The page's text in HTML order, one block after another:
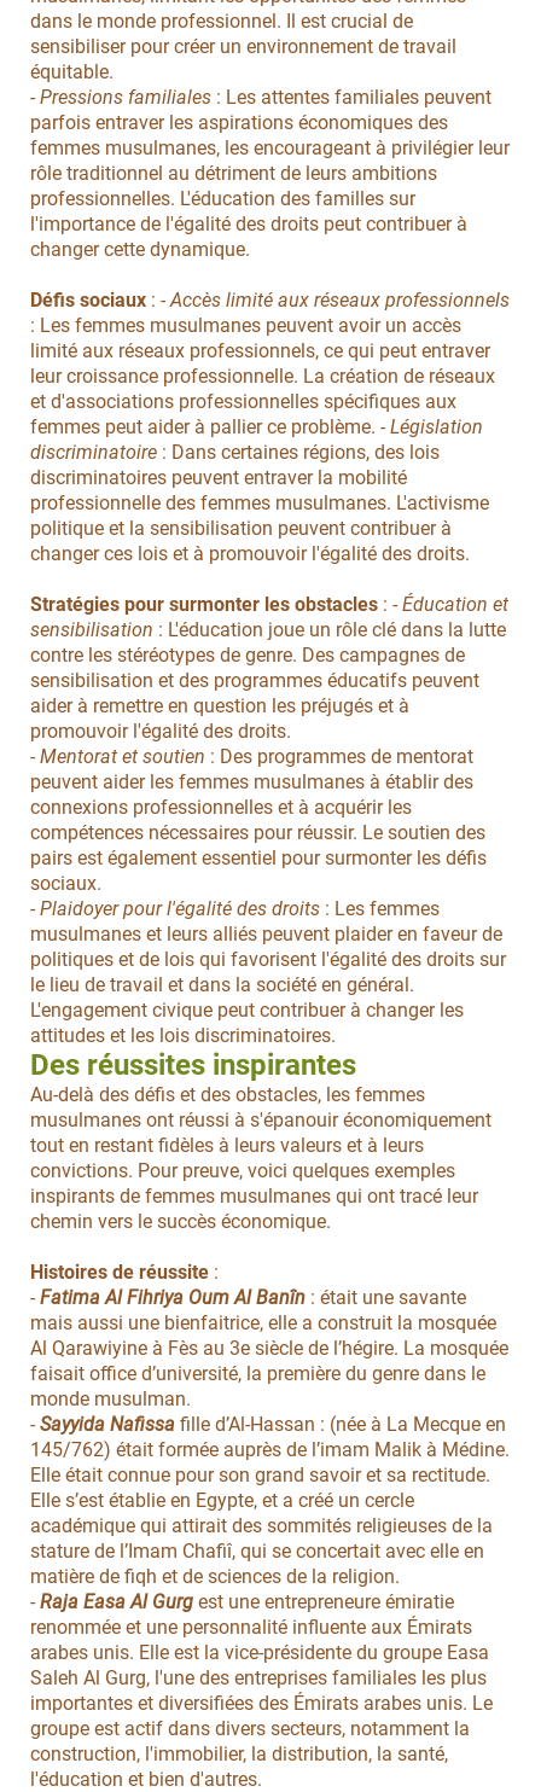
dans le monde professionnel. Il est crucial de
sensibiliser pour créer un environnement de travail
équitable.
-Pressions familiales : Les attentes familiales peuvent
parfois entraver les aspirations économiques des
femmes musulmanes, les encourageant à privilégier leur
rôle traditionnel au détriment de leurs ambitions
professionnelles. L'éducation des familles sur
l'importance de l'égalité des droits peut contribuer à
changer cette dynamique.
Défis sociaux : -Accès limité aux réseaux professionnels
: Les femmes musulmanes peuvent avoir un accès
limité aux réseaux professionnels, ce qui peut entraver
leur croissance professionnelle. La création de réseaux
et d'associations professionnelles spécifiques aux
femmes peut aider à pallier ce problème. -Législation
discriminatoire : Dans certaines régions, des lois
discriminatoires peuvent entraver la mobilité
professionnelle des femmes musulmanes. L'activisme
politique et la sensibilisation peuvent contribuer à
changer ces lois et à promouvoir l'égalité des droits.
Stratégies pour surmonter les obstacles : -Éducation et
sensibilisation : L'éducation joue un rôle clé dans la lutte
contre les stéréotypes de genre. Des campagnes de
sensibilisation et des programmes éducatifs peuvent
aider à remettre en question les préjugés et à
promouvoir l'égalité des droits.
- Mentorat et soutien : Des programmes de mentorat
peuvent aider les femmes musulmanes à établir des
connexions professionnelles et à acquérir les
compétences nécessaires pour réussir. Le soutien des
pairs est également essentiel pour surmonter les défis
sociaux.
- Plaidoyer pour l'égalité des droits : Les femmes
musulmanes et leurs alliés peuvent plaider en faveur de
politiques et de lois qui favorisent l'égalité des droits sur
le lieu de travail et dans la société en général.
L'engagement civique peut contribuer à changer les
attitudes et les lois discriminatoires.
Des réussites inspirantes
Au-delà des défis et des obstacles, les femmes
musulmanes ont réussi à s'épanouir économiquement
tout en restant fidèles à leurs valeurs et à leurs
convictions. Pour preuve, voici quelques exemples
inspirants de femmes musulmanes qui ont tracé leur
chemin vers le succès économique.
Histoires de réussite :
-Fatima Al Fihriya Oum Al Banîn : était une savante
mais aussi une bienfaitrice, elle a construit la mosquée
Al Qarawiyine à Fès au 3e siècle de l’hégire. La mosquée
faisait office d’université, la première du genre dans le
monde musulman.
-Sayyida Nafissa fille d’Al-Hassan : (née à La Mecque en
145/762) était formée auprès de l’imam Malik à Médine.
Elle était connue pour son grand savoir et sa rectitude.
Elle s’est établie en Egypte, et a créé un cercle
académique qui attirait des sommités religieuses de la
stature de l’Imam Chafiî, qui se concertait avec elle en
matière de fiqh et de sciences de la religion.
-Raja Easa Al Gurg est une entrepreneure émiratie
renommée et une personnalité influente aux Émirats
arabes unis. Elle est la vice-présidente du groupe Easa
Saleh Al Gurg, l'une des entreprises familiales les plus
importantes et diversifiées des Émirats arabes unis. Le
groupe est actif dans divers secteurs, notamment la
construction, l'immobilier, la distribution, la santé,
l'éducation et bien d'autres.